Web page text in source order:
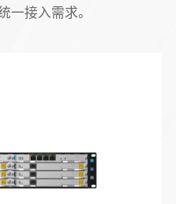
一接入需求。